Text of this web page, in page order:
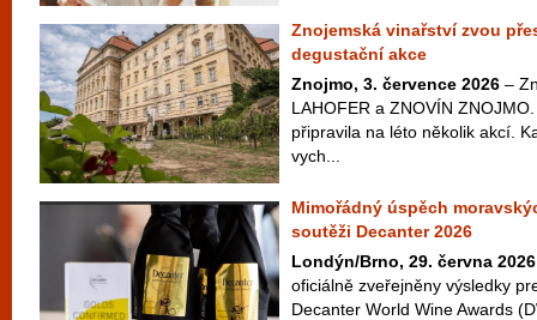
Znojemská vinařství zvou
degustační akce
Znojmo, 3. července 2026 –
LAHOFER a ZNOVÍN
připravila na léto několik akcí.
vych...
Mimořádný úspěch
soutěži Decanter 2026
Londýn/Brno, 29. června 2026
oficiálně zveřejněny výsledky
Decanter World Wine Awards